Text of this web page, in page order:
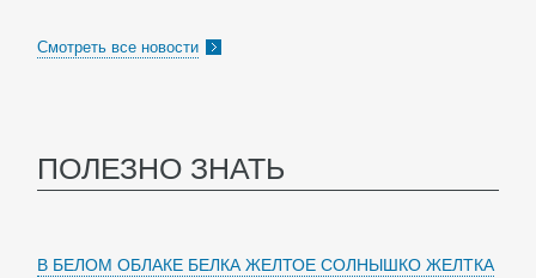
Смотреть все новости
ПОЛЕЗНО ЗНАТЬ
В БЕЛОМ ОБЛАКЕ БЕЛКА ЖЕЛТОЕ СОЛНЫШКО ЖЕЛТКА